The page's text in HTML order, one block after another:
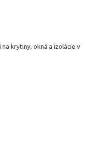
krytiny, okná a izolácie v